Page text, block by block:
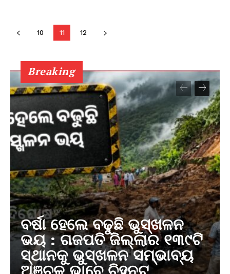
10 11 12
Breaking
ବର୍ଷା ହେଲେ ବଢୁଛି ଭୁସ୍ଖଳନ
ଭୟ : ଗଜପତି ଜିଲ୍ଲାର ୧୩୯ଟି
ସ୍ଥାନକୁ ଭୁସ୍ଖଳନ ସମ୍ଭାବ୍ୟ